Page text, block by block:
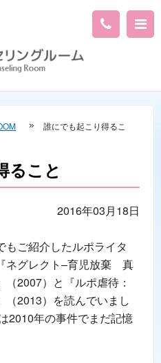
誰にでも起こり得るこ
ること
2016年03月18日
ご紹介したルポライタ
ネグレクト–育児放棄 真
2007）と『ルポ虐待：
（2013）を読んでいまし
2010年の事件でまだ記憶